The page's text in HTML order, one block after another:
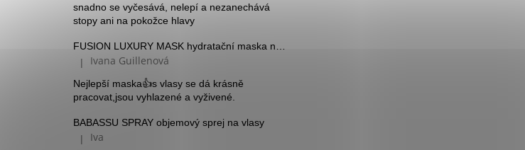
snadno se vyčesává, nelepí a nezanechává
stopy ani na pokožce hlavy
Hodnocení produktu je 5 z 5 hvězdiček.
| Ivana Guillenová
Nejlepší maska👍s vlasy se dá krásně
pracovat,jsou vyhlazené a vyživené.
BABASSU SPRAY objemový sprej na vlasy
Hodnocení produktu je 5 z 5 hvězdiček.
| Iva